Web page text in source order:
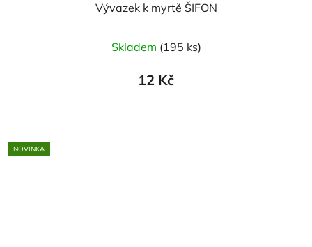
Vývazek k myrtě ŠIFON
Skladem (195 ks)
12 Kč
NOVINKA